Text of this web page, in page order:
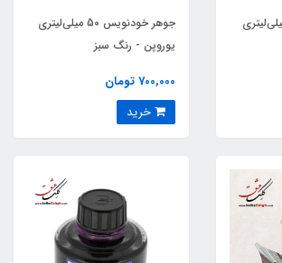
خودنویس 60 میلی‌لیتری
جوهر خودنویس 50 میلی‌لیتری
یوروپن - رنگ سبز
700,000 تومان